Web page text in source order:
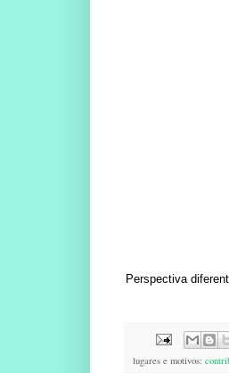
Perspectiva
lugares e motivos: